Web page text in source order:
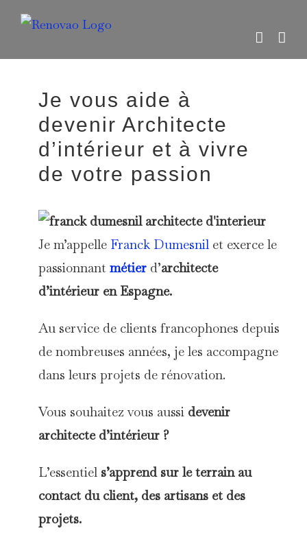
Skip
Je vous aide à
devenir Architecte
d’intérieur et à vivre
de votre passion
Je m’appelle Franck Dumesnilet exerce le
passionnant métier d’architecte
d’intérieur en Espagne.
Au service de clients francophones depuis
de nombreuses années, je les accompagne
dans leurs projets de rénovation.
Vous souhaitez vous aussi devenir
architecte d’intérieur ?
L’essentiel s’apprend sur le terrain au
contact du client, des artisans et des
projets.